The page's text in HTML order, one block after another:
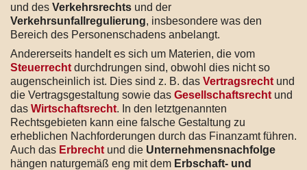
und des Verkehrsrechts und der
Verkehrsunfallregulierung, insbesondere was den
Bereich des Personenschadens anbelangt.
Andererseits handelt es sich um Materien, die vom
Steuerrecht durchdrungen sind, obwohl dies nicht so
augenscheinlich ist. Dies sind z. B. das Vertragsrecht und
die Vertragsgestaltung sowie das Gesellschaftsrecht und
das Wirtschaftsrecht. In den letztgenannten
Rechtsgebieten kann eine falsche Gestaltung zu
erheblichen Nachforderungen durch das Finanzamt führen.
Auch das Erbrecht und die Unternehmensnachfolge
hängen naturgemäß eng mit dem Erbschaft- und